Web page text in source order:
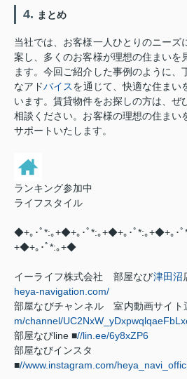
4. まとめ
当社では、お客様一人ひとりのニーズ
案し、多くのお客様が理想の住まいを
ます。今回ご紹介した事例のように、
なアドバイスを通じて、快適な住まい
います。賃貸物件をお探しの方は、
相談ください。お客様の理想の住まい
サポートいたします。
ランキング参加中
ライフスタイル
◆+｡･ﾟ*:｡+◆+｡･ﾟ*:｡+◆+｡･ﾟ*:｡+◆+｡･
+◆+｡･ﾟ*:｡+◆
イーライフ株式会社 部屋なび津田沼
heya-navigation.com/
部屋なびチャンネル 室内動画サイト
m/channel/
部屋なびline ■//lin.ee/6y8xZP6
部屋なびインスタ
■//www.instagram.com/